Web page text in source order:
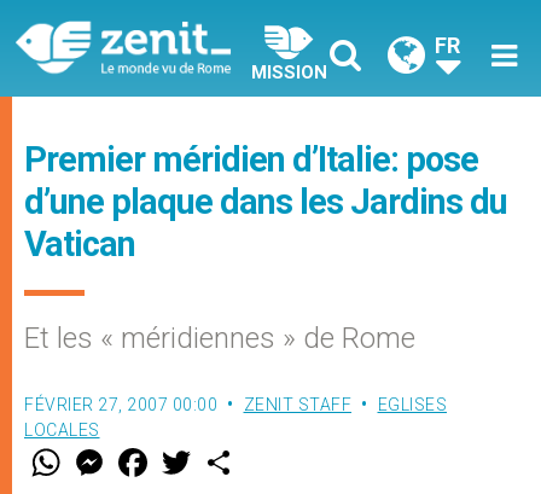
MISSION
FR
Premier méridien d’Italie: pose
d’une plaque dans les Jardins du
Vatican
Et les « méridiennes » de Rome
FÉVRIER 27, 2007 00:00 ZENIT STAFF
EGLISES
LOCALES
W M
e
F
a w